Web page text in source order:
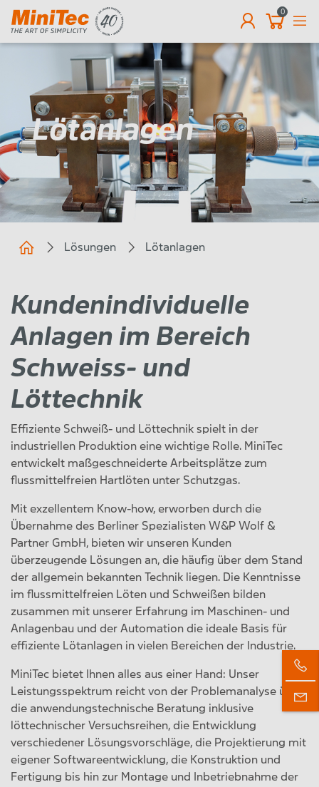
0
Lötanlagen
Lösungen Lötanlagen
Kundenindividuelle
Anlagen im Bereich
Schweiss- und
Löttechnik
Effiziente Schweiß- und Löttechnik spielt in der
industriellen Produktion eine wichtige Rolle. MiniTec
entwickelt maßgeschneiderte Arbeitsplätze zum
flussmittelfreien Hartlöten unter Schutzgas.
Mit exzellentem Know-how, erworben durch die
Übernahme des Berliner Spezialisten W&P Wolf &
Partner GmbH, bieten wir unseren Kunden
überzeugende Lösungen an, die häufig über dem Stand
der allgemein bekannten Technik liegen. Die Kenntnisse
im flussmittelfreien Löten und Schweißen bilden
zusammen mit unserer Erfahrung im Maschinen- und
Anlagenbau und der Automation die ideale Basis für
effiziente Lötanlagen in vielen Bereichen der Industrie.
MiniTec bietet Ihnen alles aus einer Hand: Unser
Leistungsspektrum reicht von der Problemanalyse über
die anwendungstechnische Beratung inklusive
löttechnischer Versuchsreihen, die Entwicklung
verschiedener Lösungsvorschläge, die Projektierung mit
eigener Softwareentwicklung, die Konstruktion und
Fertigung bis hin zur Montage und Inbetriebnahme der